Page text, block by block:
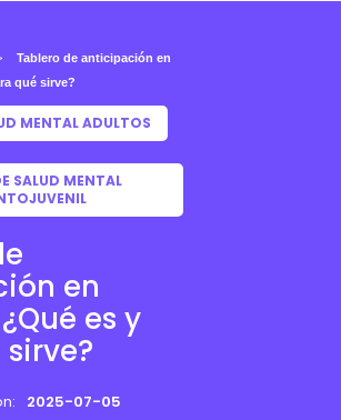
Tablero de anticipación en
qué sirve?
MENTAL ADULTOS
SALUD MENTAL
en
es y
2025-07-05